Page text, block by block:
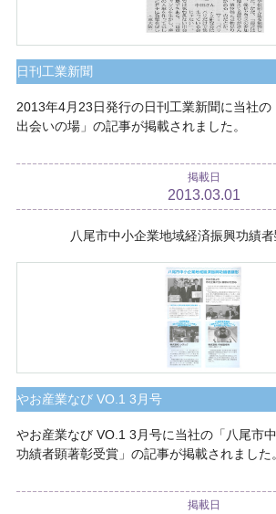
日刊工業新聞
2013年4月23日発行の日刊工業新聞に当社の
出会いの場」の記事が掲載されました。
掲載日
2013.03.01
八尾市中小企業地域経済振興功績
やお産業なび VO.1 3月号
やお産業なび VO.1 3月号に当社の「八尾市
功績者顕著彰受賞」の記事が掲載されました。
掲載日